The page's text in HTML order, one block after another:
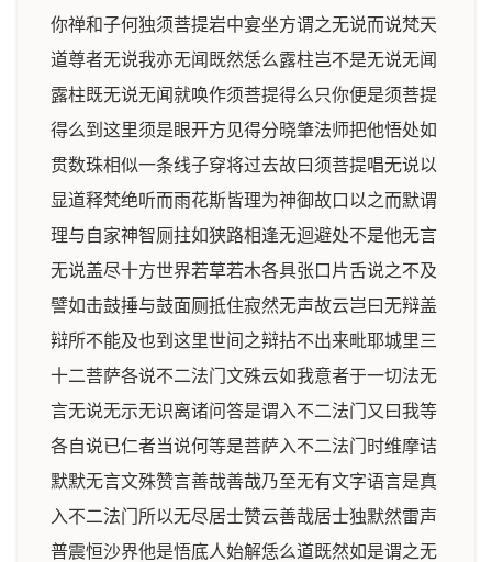
你禅和子何独须菩提岩中宴坐方谓之无说而说梵天
道尊者无说我亦无闻既然恁么露柱岂不是无说无闻
露柱既无说无闻就唤作须菩提得么只你便是须菩提
得么到这里须是眼开方见得分晓肇法师把他悟处如
贯数珠相似一条线子穿将过去故曰须菩提唱无说以
显道释梵绝听而雨花斯皆理为神御故口以之而默谓
理与自家神智厕拄如狭路相逢无迴避处不是他无言
无说盖尽十方世界若草若木各具张口片舌说之不及
譬如击鼓捶与鼓面厕抵住寂然无声故云岂曰无辩盖
辩所不能及也到这里世间之辩拈不出来毗耶城里三
十二菩萨各说不二法门文殊云如我意者于一切法无
言无说无示无识离诸问答是谓入不二法门又曰我等
各自说已仁者当说何等是菩萨入不二法门时维摩诘
默默无言文殊赞言善哉善哉乃至无有文字语言是真
入不二法门所以无尽居士赞云善哉居士独默然雷声
普震恒沙界他是悟底人始解恁么道既然如是谓之无